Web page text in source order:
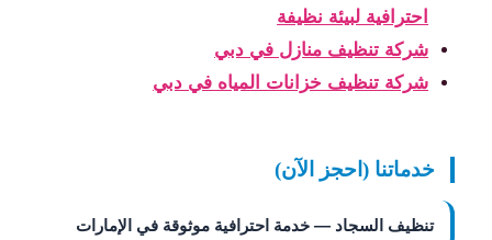
احترافية لبيئة نظيفة
شركة تنظيف منازل في دبي
شركة تنظيف خزانات المياه في دبي
خدماتنا (احجز الآن)
تنظيف السجاد — خدمة احترافية موثوقة في الإمارات